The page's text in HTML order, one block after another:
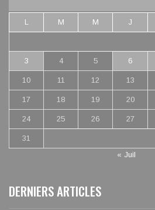
L M M J
3 4 5 6
10 11 12 13
17 18 19 20
24 25 26 27
31
« Juil
DERNIERS ARTICLES